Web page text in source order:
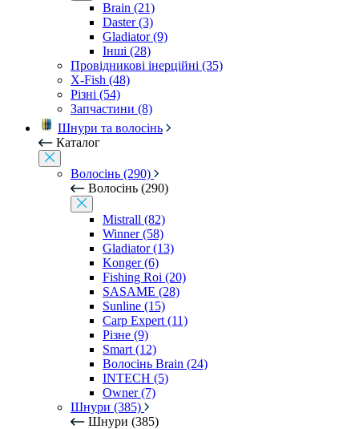
Brain (21)
Daster (3)
Gladiator (9)
Інші (28)
Провідникові інерційні (35)
X-Fish (48)
Різні (54)
Запчастини (8)
Шнури та волосінь
Каталог
Волосінь (290)
Волосінь (290)
Mistrall (82)
Winner (58)
Gladiator (13)
Konger (6)
Fishing Roi (20)
SASAME (28)
Sunline (15)
Carp Expert (11)
Різне (9)
Smart (12)
Волосінь Brain (24)
INTECH (5)
Owner (7)
Шнури (385)
Шнури (385)